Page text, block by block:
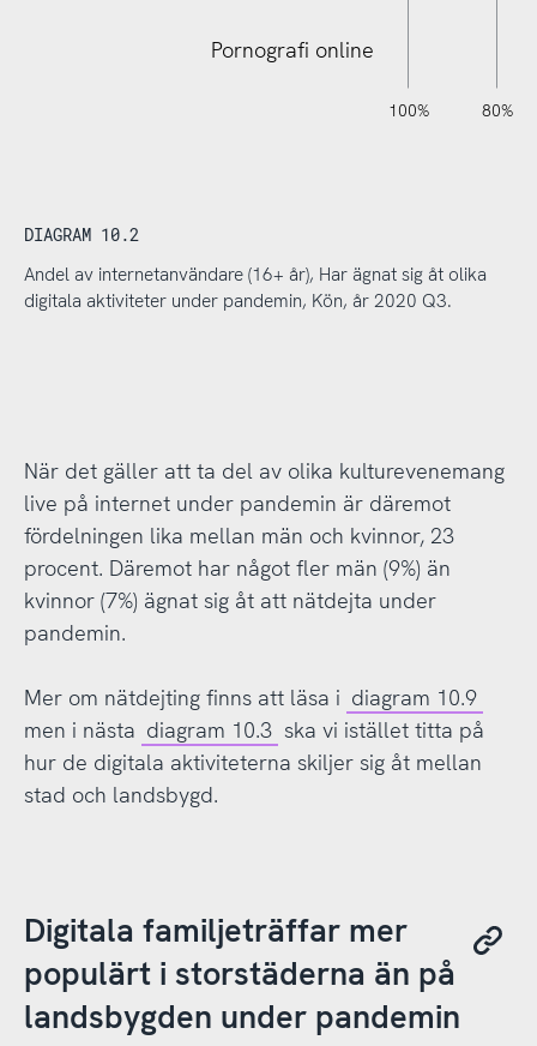
Pornografi online
-40%
-20% 80%
100%
120%
140%
DIAGRAM 10.2
Andel av internetanvändare (16+ år), Har ägnat sig åt olika
digitala aktiviteter under pandemin, Kön, år 2020 Q3.
När det gäller att ta del av olika kulturevenemang
live på internet under pandemin är däremot
fördelningen lika mellan män och kvinnor, 23
procent. Däremot har något fler män (9%) än
kvinnor (7%) ägnat sig åt att nätdejta under
pandemin.
Mer om nätdejting finns att läsa i diagram 10.9
men i nästa diagram 10.3 ska vi istället titta på
hur de digitala aktiviteterna skiljer sig åt mellan
stad och landsbygd.
Digitala familjeträffar mer
populärt i storstäderna än på
landsbygden under pandemin